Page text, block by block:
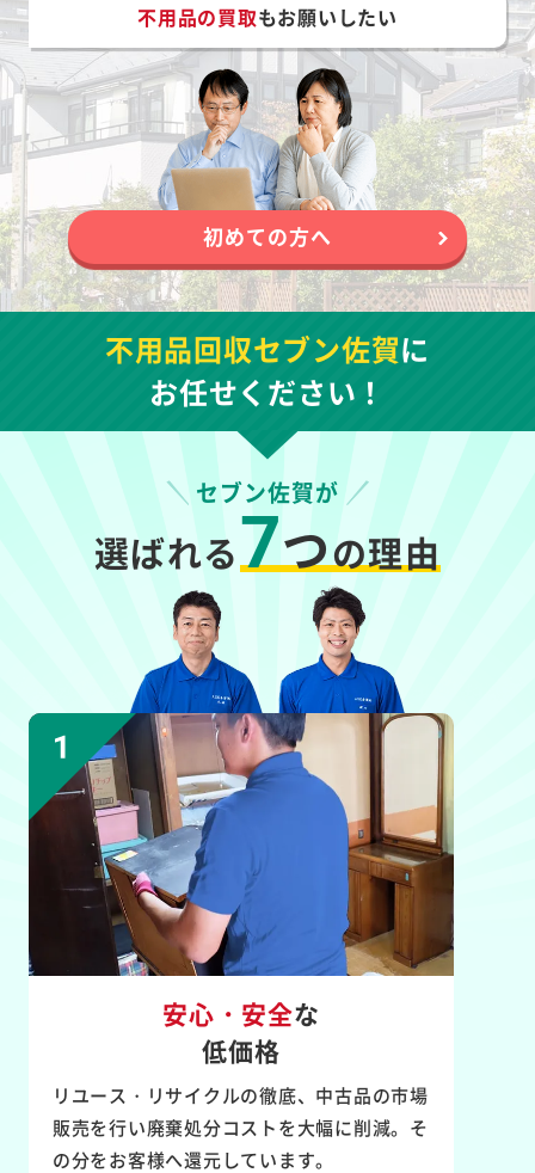
不用品の買取もお願いしたい
初めての方へ
不用品回収セブン佐賀に
お任せください！
セブン佐賀が
選ばれる7つの理由
安心・安全な
低価格
リユース・リサイクルの徹底、中古品の市場
販売を行い廃棄処分コストを大幅に削減。そ
の分をお客様へ還元しています。